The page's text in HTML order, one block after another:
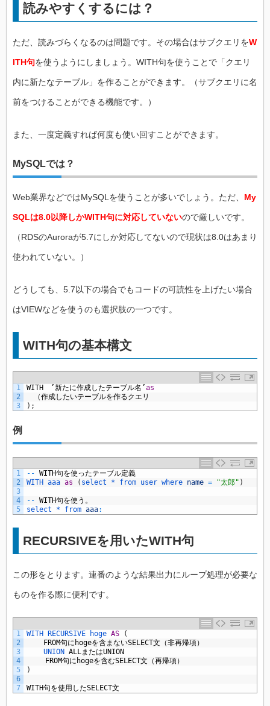
読みやすくするには？
ただ、読みづらくなるのは問題です。その場合はサブクエリをW
ITH句を使うようにしましょう。WITH句を使うことで「クエリ
内に新たなテーブル」を作ることができます。（サブクエリに名
前をつけることができる機能です。）
また、一度定義すれば何度も使い回すことができます。
MySQLでは？
Web業界などではMySQLを使うことが多いでしょう。ただ、 My
SQLは8.0以降しかWITH句に対応していないので厳しいです。
（RDSのAuroraが5.7にしか対応してないので現状は8.0はあまり
使われていない。）
どうしても、5.7以下の場合でもコードの可読性を上げたい場合
はVIEWなどを使うのも選択肢の一つです。
WITH句の基本構文
1
2
3
WITH ’新たに作成したテーブル名’as
（作成したいテーブルを作るクエリ
) ;
例
1
2
3
4
5
-- WITH句を使ったテーブル定義
WITH aaa as ( select * from user where name = "太郎" )
-- WITH句を使う。
select *
from aaa:
RECURSIVEを用いたWITH句
この形をとります。連番のような結果出力にループ処理が必要な
ものを作る際に便利です。
1
2
3
4
5
6
7
WITH RECURSIVE hoge AS
(
FROM句に hogeを含まないSELECT文（非再帰項）
UNION ALLまたはUNION
FROM句に hogeを含むSELECT文（再帰項）
)
WITH句を使用したSELECT文